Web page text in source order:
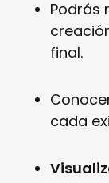
Podrás
final.
cada